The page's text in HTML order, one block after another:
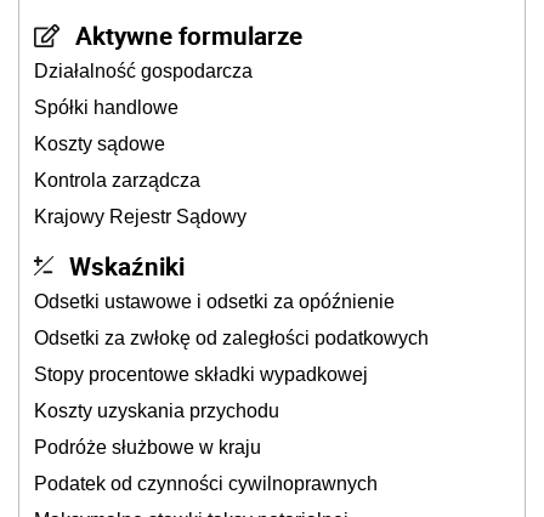
Aktywne formularze
Działalność gospodarcza
Spółki handlowe
Koszty sądowe
Kontrola zarządcza
Krajowy Rejestr Sądowy
Wskaźniki
Odsetki ustawowe i odsetki za opóźnienie
Odsetki za zwłokę od zaległości podatkowych
Stopy procentowe składki wypadkowej
Koszty uzyskania przychodu
Podróże służbowe w kraju
Podatek od czynności cywilnoprawnych